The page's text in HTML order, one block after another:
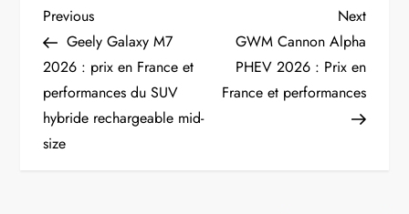
N
a
v
i
Previous
Post
Previous
Geely Galaxy M7
2026 : prix en France et
performances du SUV
hybride rechargeable mid-
size
Next
Post
Next
GWM Cannon Alpha
PHEV 2026 : Prix en
France et performances